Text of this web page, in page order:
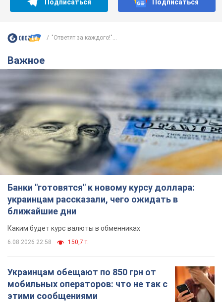
Подписаться Подписаться
"Ответят за каждого!"...
Важное
Банки "готовятся" к новому курсу доллара:
украинцам рассказали, чего ожидать в
ближайшие дни
Каким будет курс валюты в обменниках
6.08.2026 22:58 150,7 т.
Украинцам обещают по 850 грн от
мобильных операторов: что не так с
этими сообщениями